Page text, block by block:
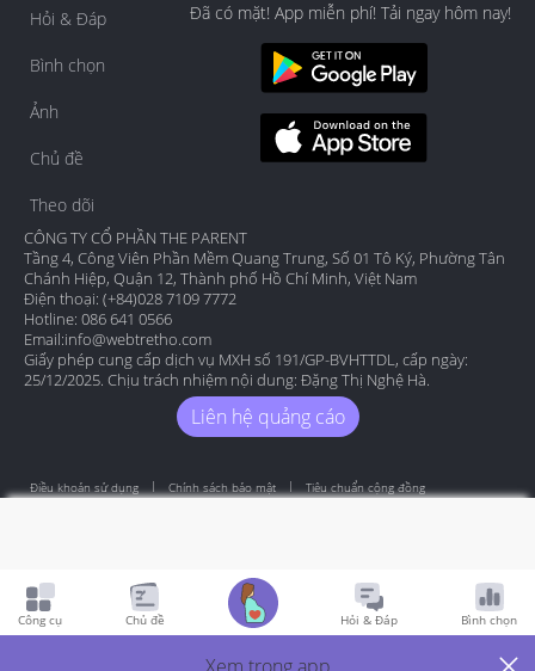
Hỏi & Đáp
Bình chọn
Ảnh
Chủ đề
Theo dõi
Đã có mặt! App miễn phí! Tải ngay hôm nay!
CÔNG TY CỔ PHẦN THE PARENT
Tầng 4, Công Viên Phần Mềm Quang Trung, Số 01 Tô Ký, Phường Tân
Chánh Hiệp, Quận 12, Thành phố Hồ Chí Minh, Việt Nam
Điện thoại: (+84)028 7109 7772
Hotline: 086 641 0566
Email:info@webtretho.com
Giấy phép cung cấp dịch vụ MXH số 191/GP-BVHTTDL, cấp ngày:
25/12/2025. Chịu trách nhiệm nội dung: Đặng Thị Nghệ Hà.
Liên hệ quảng cáo
Điều khoản sử dụng Chính sách bảo mật Tiêu chuẩn cộng đồng
Công cụ Chủ đề Hỏi & Đáp Bình chọn